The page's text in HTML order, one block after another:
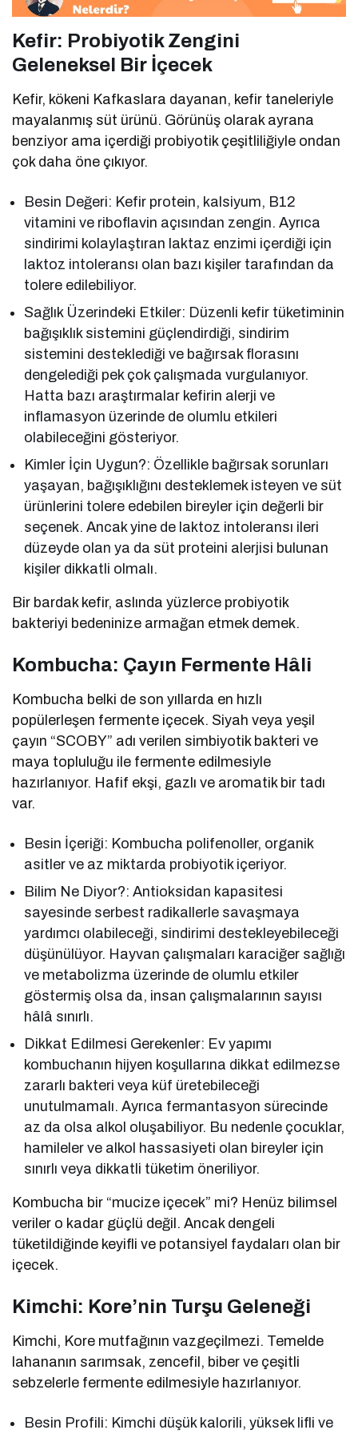
Kefir: Probiyotik Zengini
Geleneksel Bir İçecek
Kefir, kökeni Kafkaslara dayanan, kefir taneleriyle
mayalanmış süt ürünü. Görünüş olarak ayrana
benziyor ama içerdiği probiyotik çeşitliliğiyle ondan
çok daha öne çıkıyor.
Besin Değeri: Kefir protein, kalsiyum, B12
vitamini ve riboflavin açısından zengin. Ayrıca
sindirimi kolaylaştıran laktaz enzimi içerdiği için
laktoz intoleransı olan bazı kişiler tarafından da
tolere edilebiliyor.
Sağlık Üzerindeki Etkiler: Düzenli kefir tüketiminin
bağışıklık sistemini güçlendirdiği, sindirim
sistemini desteklediği ve bağırsak florasını
dengelediği pek çok çalışmada vurgulanıyor.
Hatta bazı araştırmalar kefirin alerji ve
inflamasyon üzerinde de olumlu etkileri
olabileceğini gösteriyor.
Kimler İçin Uygun?: Özellikle bağırsak sorunları
yaşayan, bağışıklığını desteklemek isteyen ve süt
ürünlerini tolere edebilen bireyler için değerli bir
seçenek. Ancak yine de laktoz intoleransı ileri
düzeyde olan ya da süt proteini alerjisi bulunan
kişiler dikkatli olmalı.
Bir bardak kefir, aslında yüzlerce probiyotik
bakteriyi bedeninize armağan etmek demek.
Kombucha: Çayın Fermente Hâli
Kombucha belki de son yıllarda en hızlı
popülerleşen fermente içecek. Siyah veya yeşil
çayın “SCOBY” adı verilen simbiyotik bakteri ve
maya topluluğu ile fermente edilmesiyle
hazırlanıyor. Hafif ekşi, gazlı ve aromatik bir tadı
var.
Besin İçeriği: Kombucha polifenoller, organik
asitler ve az miktarda probiyotik içeriyor.
Bilim Ne Diyor?: Antioksidan kapasitesi
sayesinde serbest radikallerle savaşmaya
yardımcı olabileceği, sindirimi destekleyebileceği
düşünülüyor. Hayvan çalışmaları karaciğer sağlığı
ve metabolizma üzerinde de olumlu etkiler
göstermiş olsa da, insan çalışmalarının sayısı
hâlâ sınırlı.
Dikkat Edilmesi Gerekenler: Ev yapımı
kombuchanın hijyen koşullarına dikkat edilmezse
zararlı bakteri veya küf üretebileceği
unutulmamalı. Ayrıca fermantasyon sürecinde
az da olsa alkol oluşabiliyor. Bu nedenle çocuklar,
hamileler ve alkol hassasiyeti olan bireyler için
sınırlı veya dikkatli tüketim öneriliyor.
Kombucha bir “mucize içecek” mi? Henüz bilimsel
veriler o kadar güçlü değil. Ancak dengeli
tüketildiğinde keyifli ve potansiyel faydaları olan bir
içecek.
Kimchi: Kore’nin Turşu Geleneği
Kimchi, Kore mutfağının vazgeçilmezi. Temelde
lahananın sarımsak, zencefil, biber ve çeşitli
sebzelerle fermente edilmesiyle hazırlanıyor.
Besin Profili: Kimchi düşük kalorili, yüksek lifli ve